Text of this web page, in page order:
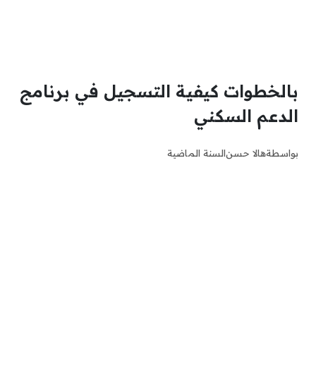
بالخطوات كيفية التسجيل في برنامج
الدعم السكني
بواسطةهالا حسنالسنة الماضية